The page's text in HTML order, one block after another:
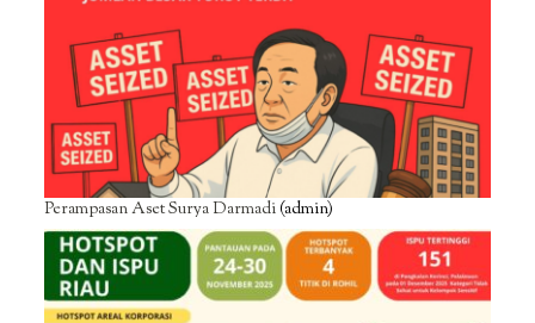
Perampasan Aset Surya Darmadi(admin)